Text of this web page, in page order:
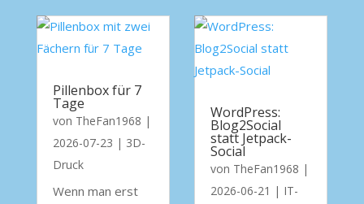
Pillenbox für 7
Tage
von TheFan1968 |
2026-07-23 | 3D-
Druck
Wenn man erst
WordPress:
Blog2Social
statt Jetpack-
Social
von TheFan1968 |
2026-06-21 | IT-